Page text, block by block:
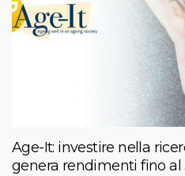
Age-It: investire nella
genera rendimenti fino al